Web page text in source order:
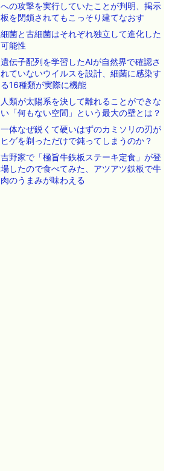
への攻撃を実行していたことが判明、掲示
板を閉鎖されてもこっそり建てなおす
細菌と古細菌はそれぞれ独立して進化した
可能性
遺伝子配列を学習したAIが自然界で確認さ
れていないウイルスを設計、細菌に感染す
る16種類が実際に機能
人類が太陽系を決して離れることができな
い「何もない空間」という最大の壁とは？
一体なぜ鋭くて硬いはずのカミソリの刃が
ヒゲを剃っただけで鈍ってしまうのか？
吉野家で「極旨牛鉄板ステーキ定食」が登
場したので食べてみた、アツアツ鉄板で牛
肉のうまみが味わえる